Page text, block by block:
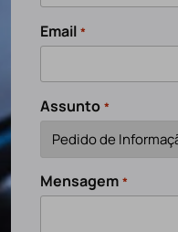
Email *
Assunto *
Mensagem *